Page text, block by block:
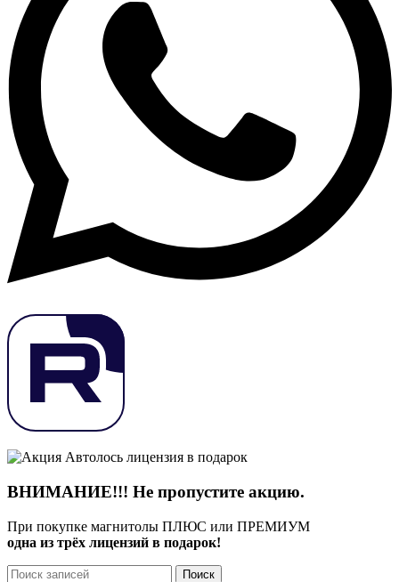
ВНИМАНИЕ!!! Не пропустите акцию.
При покупке магнитолы ПЛЮС или ПРЕМИУМ
одна из трёх лицензий в подарок!
Поиск